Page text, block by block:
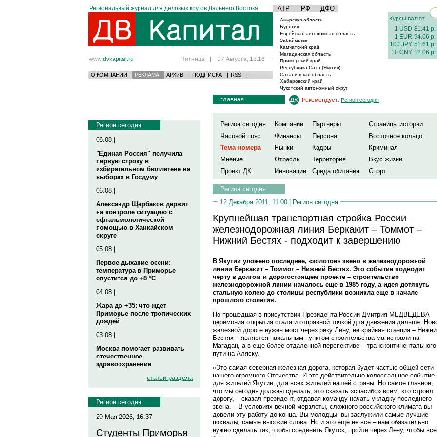
Региональный журнал для деловых кругов Дальнего Востока АТР РФ ДФО
www.dvkapital.ru Пятница | 07 Августа, 18:16 |
О КОМПАНИИ РЕКЛАМА АРХИВ | ПОДПИСКА | RSS |
Амурская область
Бурятия
Еврейская автономная область
Забайкалье
Камчатский край
Магаданская область
Приморский край
Республика Саха (Якутия)
Сахалинская область
Хабаровский край
Чукотский автономный округ
Курсы валют
1 USD 81.41 р.
1 EUR 94.06 р.
100 JPY 51.61 р.
10 CNY 12.06 р.
Регион сегодня
06.08 |
"Единая Россия" получила
первую строку в
избирательном бюллетене на
выборах в Госдуму
06.08 |
Александр Щербаков держит
на контроле ситуацию с
офтальмологической
помощью в Ханкайском
округе
05.08 |
Первое дыхание осени:
температура в Приморье
опустится до +8 °C
04.08 |
Жара до +35: что ждет
Приморье после тропических
дождей
03.08 |
Москва помогает развивать
отечественное
здравоохранение
статьи раздела
Регион сегодня
29 Мая 2026, 16:37
Студенты Приморья
главная Рекомендует: Регион сегодня
Регион сегодня Компании Партнеры
Страницы истории
Часовой пояс
Финансы Персона
Восточное кольцо
Тема номера
Рынки Кадры
Криминал
Мнение
Отрасль Территория
Вкус жизни
Проект ДК
Инновации Среда обитания Спорт
Регион сегодня
12 Декабря 2011, 11:00 | Регион сегодня
Крупнейшая транспортная стройка России -
железнодорожная линия Беркакит – Томмот –
Нижний Бестях - подходит к завершению
В Якутии уложено последнее, «золотое» звено в железнодорожной
линии Беркакит – Томмот – Нижний Бестях. Это событие подводит
черту в долгом и дорогостоящем проекте – строительство
железнодорожной линии началось еще в 1985 году, а идея дотянуть
стальную колею до столицы республики возникла еще в начале
прошлого столетия.
Но прошедшая в присутствии Президента России Дмитрия МЕДВЕДЕВА
церемония открытия стала и отправной точкой для движения дальше.
железной дороге нужен мост через реку Лену, ее крайняя станция –
Бестях – является начальным пунктом строительства магистрали на
Магадан, а в еще более отдаленной перспективе – трансконтинентального
пути на Аляску.
«Это самая северная железная дорога, которая будет частью общей сети
нашего огромного Отечества. И это действительно колоссальное событие
для жителей Якутии, для всех жителей нашей страны. Но самое главное,
что мы сегодня должны сделать, это сказать «спасибо» всем, кто строил
дорогу, – сказал президент, отдавая команду начать укладку последнего
звена. – В условиях вечной мерзлоты, сложного российского климата вы
довели эту работу до конца. Вы молодцы, вы заслужили самые лучшие
похвалы, самые высокие слова. Но и это ещё не всё – нам обязательно
нужно сделать так, чтобы соединить Якутск, пройти через Лену, чтобы всё